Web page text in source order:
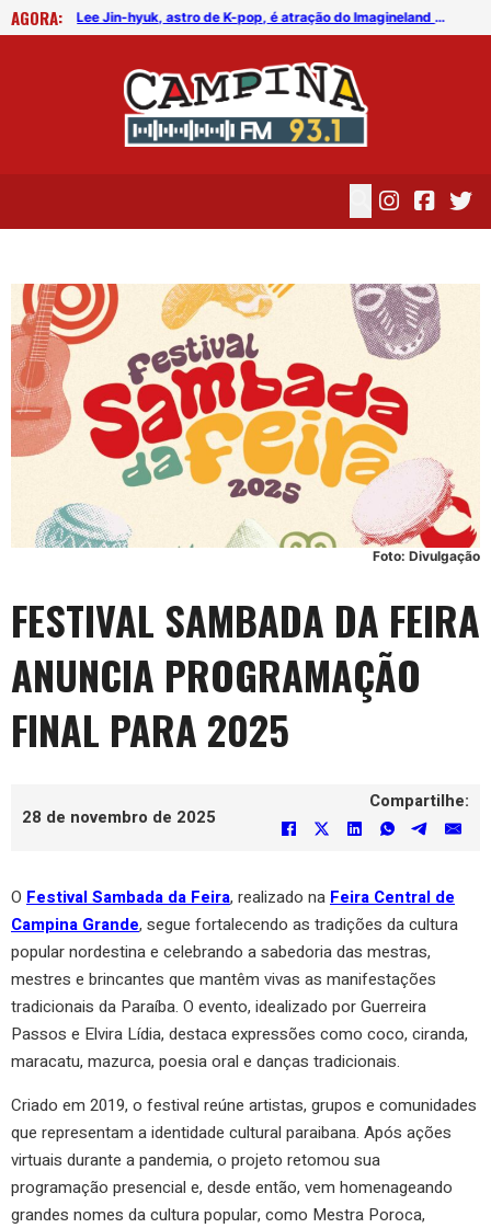
AGORA:
FICG trará Diogo Nogueira, Othon Bastos, Kell Smith e Antônio Nóbrega Lee Jin-hyuk, astro de K-pop, é atração do Imagineland On The Road 2026
Foto: Divulgação
FESTIVAL SAMBADA DA FEIRA
ANUNCIA PROGRAMAÇÃO
FINAL PARA 2025
28 de novembro de 2025
Compartilhe:
O Festival Sambada da Feira, realizado na Feira Central de
Campina Grande, segue fortalecendo as tradições da cultura
popular nordestina e celebrando a sabedoria das mestras,
mestres e brincantes que mantêm vivas as manifestações
tradicionais da Paraíba. O evento, idealizado por Guerreira
Passos e Elvira Lídia, destaca expressões como coco, ciranda,
maracatu, mazurca, poesia oral e danças tradicionais.
Criado em 2019, o festival reúne artistas, grupos e comunidades
que representam a identidade cultural paraibana. Após ações
virtuais durante a pandemia, o projeto retomou sua
programação presencial e, desde então, vem homenageando
grandes nomes da cultura popular, como Mestra Poroca,